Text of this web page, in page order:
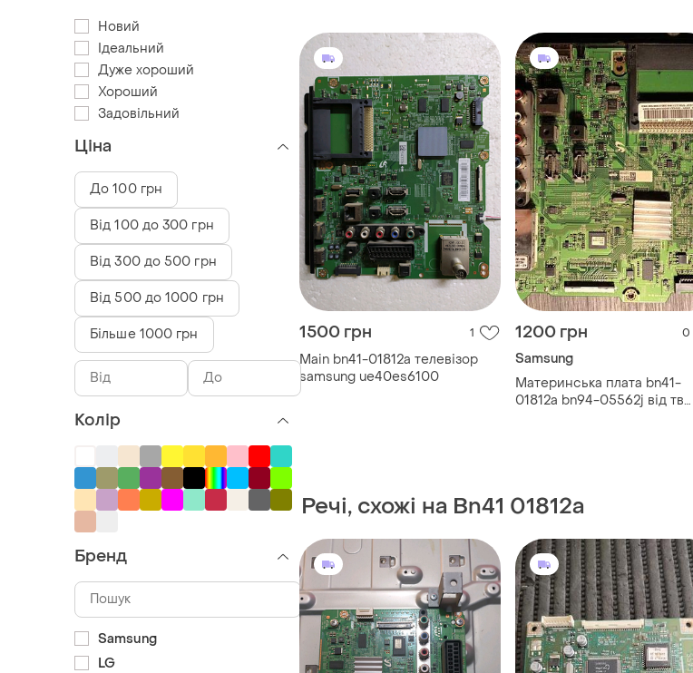
1500 грн 1
Main bn41-01812a телевізор
samsung ue40es6100
1200 грн 0
Samsung
Материнська плата bn41-
01812a bn94-05562j від тв
Речі, схожі на Bn41 01812a
Новий
Ідеальний
Дуже хороший
Хороший
Задовільний
Ціна
До 100 грн
Від 100 до 300 грн
Від 300 до 500 грн
Від 500 до 1000 грн
Більше 1000 грн
Колір
Бренд
Samsung
LG